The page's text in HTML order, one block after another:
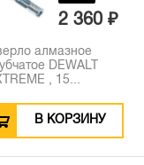
2 360 ₽
алмазное
DEWALT
, 15...
В КОРЗИНУ